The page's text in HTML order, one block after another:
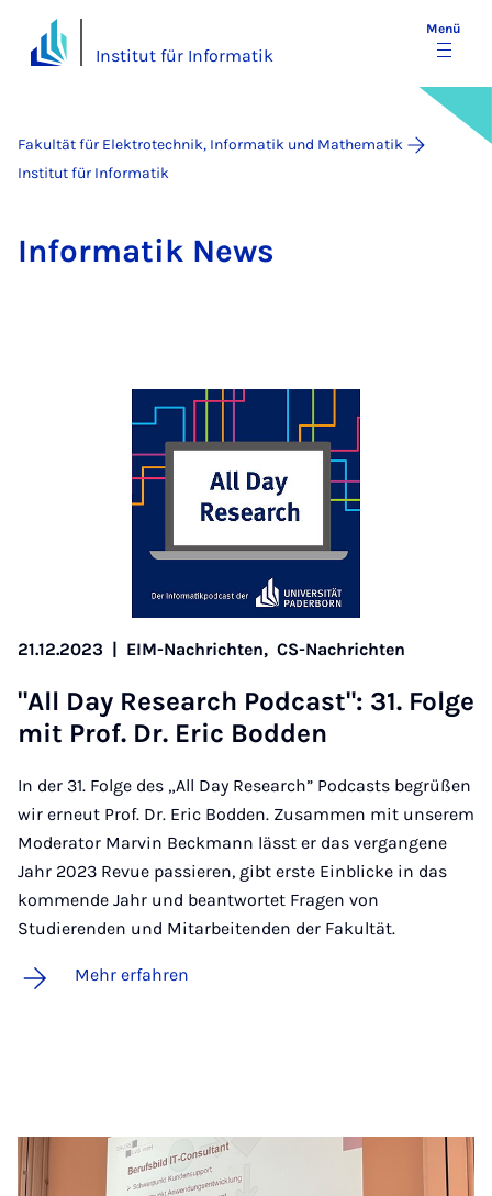
Institut für Informatik
Menü
Fakultät für Elektrotechnik, Informatik und Mathematik
Institut für Informatik
In­for­ma­tik News
21.12.2023 | EIM-Nachrichten, CS-Nachrichten
"All Day Re­sea­rch Pod­cast": 31. Fol­ge
mit Prof. Dr. Eric Bod­den
In der 31. Folge des „All Day Research” Podcasts begrüßen
wir erneut Prof. Dr. Eric Bodden. Zusammen mit unserem
Moderator Marvin Beckmann lässt er das vergangene
Jahr 2023 Revue passieren, gibt erste Einblicke in das
kommende Jahr und beantwortet Fragen von
Studierenden und Mitarbeitenden der Fakultät.
Mehr erfahren